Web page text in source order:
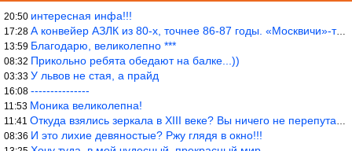
20:50 интересная инфа!!!
17:28 А конвейер АЗЛК из 80-х, точнее 86-87 годы. «Москвичи»-то из пер
13:59 Благодарю, великолепно ***
08:32 Прикольно ребята обедают на балке...))
03:33 У львов не стая, а прайд
16:08 ---------------
11:53 Моника великолепна!
11:41 Откуда взялись зеркала в XIII веке? Вы ничего не перепутали?
08:36 И это лихие девяностые? Ржу глядя в окно!!!